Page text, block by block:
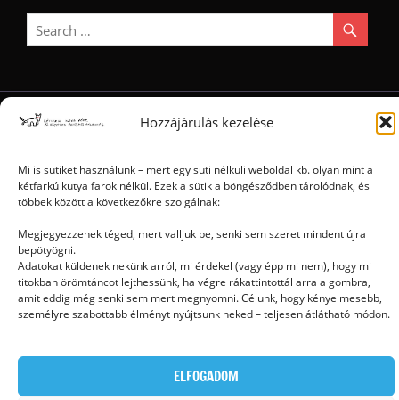
Hozzájárulás kezelése
Mi is sütiket használunk – mert egy süti nélküli weboldal kb. olyan mint a
kétfarkú kutya farok nélkül. Ezek a sütik a böngésződben tárolódnak, és
többek között a következőkre szolgálnak:
Megjegyezzenek téged, mert valljuk be, senki sem szeret mindent újra
bepötyögni.
Adatokat küldenek nekünk arról, mi érdekel (vagy épp mi nem), hogy mi
titokban örömtáncot lejthessünk, ha végre rákattintottál arra a gombra,
amit eddig még senki sem mert megnyomni. Célunk, hogy kényelmesebb,
személyre szabottabb élményt nyújtsunk neked – teljesen átlátható módon.
ELFOGADOM
Ⓒ 2006 - 2026 - Magyar Kétfarkú Kutya Párt - Minden jog fenntartva